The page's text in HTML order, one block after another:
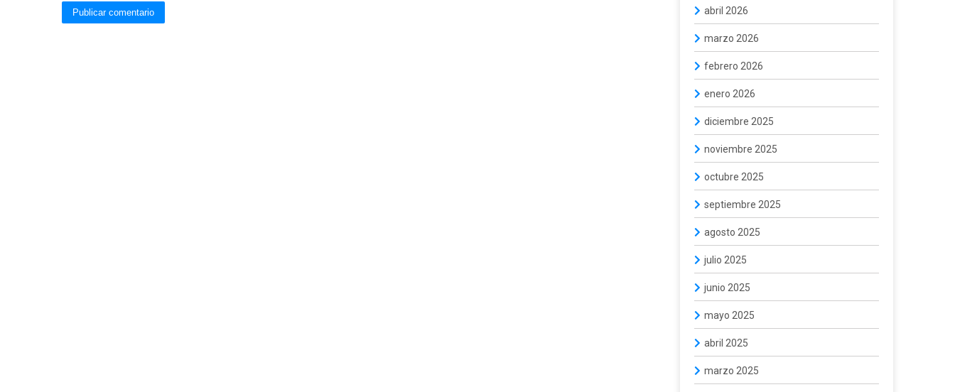
abril 2026
marzo 2026
febrero 2026
enero 2026
diciembre 2025
noviembre 2025
octubre 2025
septiembre 2025
agosto 2025
julio 2025
junio 2025
mayo 2025
abril 2025
marzo 2025